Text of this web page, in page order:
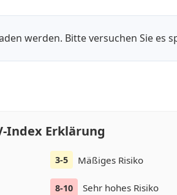
werden. Bitte versuchen Sie es
Index Erklärung
3-5 Mäßiges Risiko
8-10 Sehr hohes Risiko